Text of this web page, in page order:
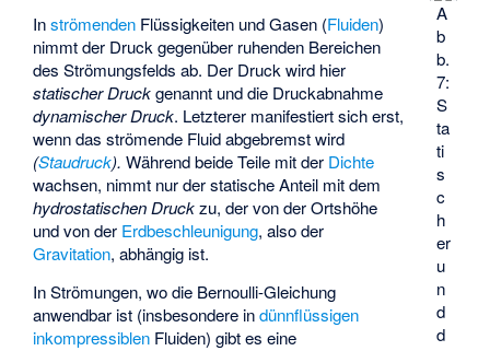
A
b
b.
7:
S
ta
ti
s
c
h
er
u
n
d
d
Inströmenden Flüssigkeiten und Gasen (Fluiden)
nimmt der Druck gegenüber ruhenden Bereichen
des Strömungsfelds ab. Der Druck wird hier
statischer Druckgenannt und die Druckabnahme
dynamischer Druck. Letzterer manifestiert sich erst,
wenn das strömende Fluid abgebremst wird
(Staudruck). Während beide Teile mit der Dichte
wachsen, nimmt nur der statische Anteil mit dem
hydrostatischen Druckzu, der von der Ortshöhe
und von der Erdbeschleunigung, also der
Gravitation, abhängig ist.
In Strömungen, wo die Bernoulli-Gleichung
anwendbar ist (insbesondere indünnflüssigen
inkompressiblen Fluiden) gibt es eine